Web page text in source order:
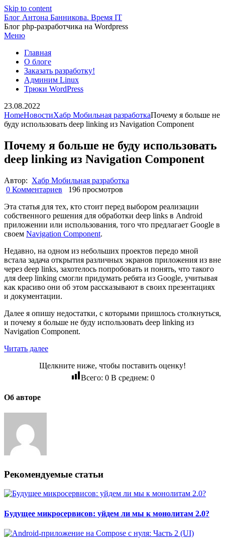
Skip to content
Блог Антона Банникова. Время IT
Блог php-разработчика на Wordpress
Меню
Главная
О блоге
Заказать разработку!
Админим Linux
Трюки WordPress
23.08.2022
HomeНовостиХабр Мобильная разработкаПочему я больше не
буду использовать deep linking из Navigation Component
Почему я больше не буду использовать
deep linking из Navigation Component
Автор: Хабр Мобильная разработка
0 Комментариев
196 просмотров
Эта статья для тех, кто стоит перед выбором реализации
собственного решения для обработки deep links в Android
приложении или использования, того что предлагает Google в
своем Navigation Component.
Недавно, на одном из небольших проектов передо мной
встала задача открытия различных экранов приложения из вне
через deep links, захотелось попробовать и понять, что такого
для deep linking смогли придумать ребята из Google, учитывая
как красиво они об этом рассказывают в своих презентациях
и документации.
Далее я опишу недостатки, с которыми пришлось столкнуться,
и почему я больше не буду использовать deep linking из
Navigation Component.
Читать далее
Щелкните ниже, чтобы поставить оценку!
Всего: 0В среднем: 0
Об авторе
Рекомендуемые статьи
Будущее микросервисов: уйдем ли мы к монолитам 2.0?